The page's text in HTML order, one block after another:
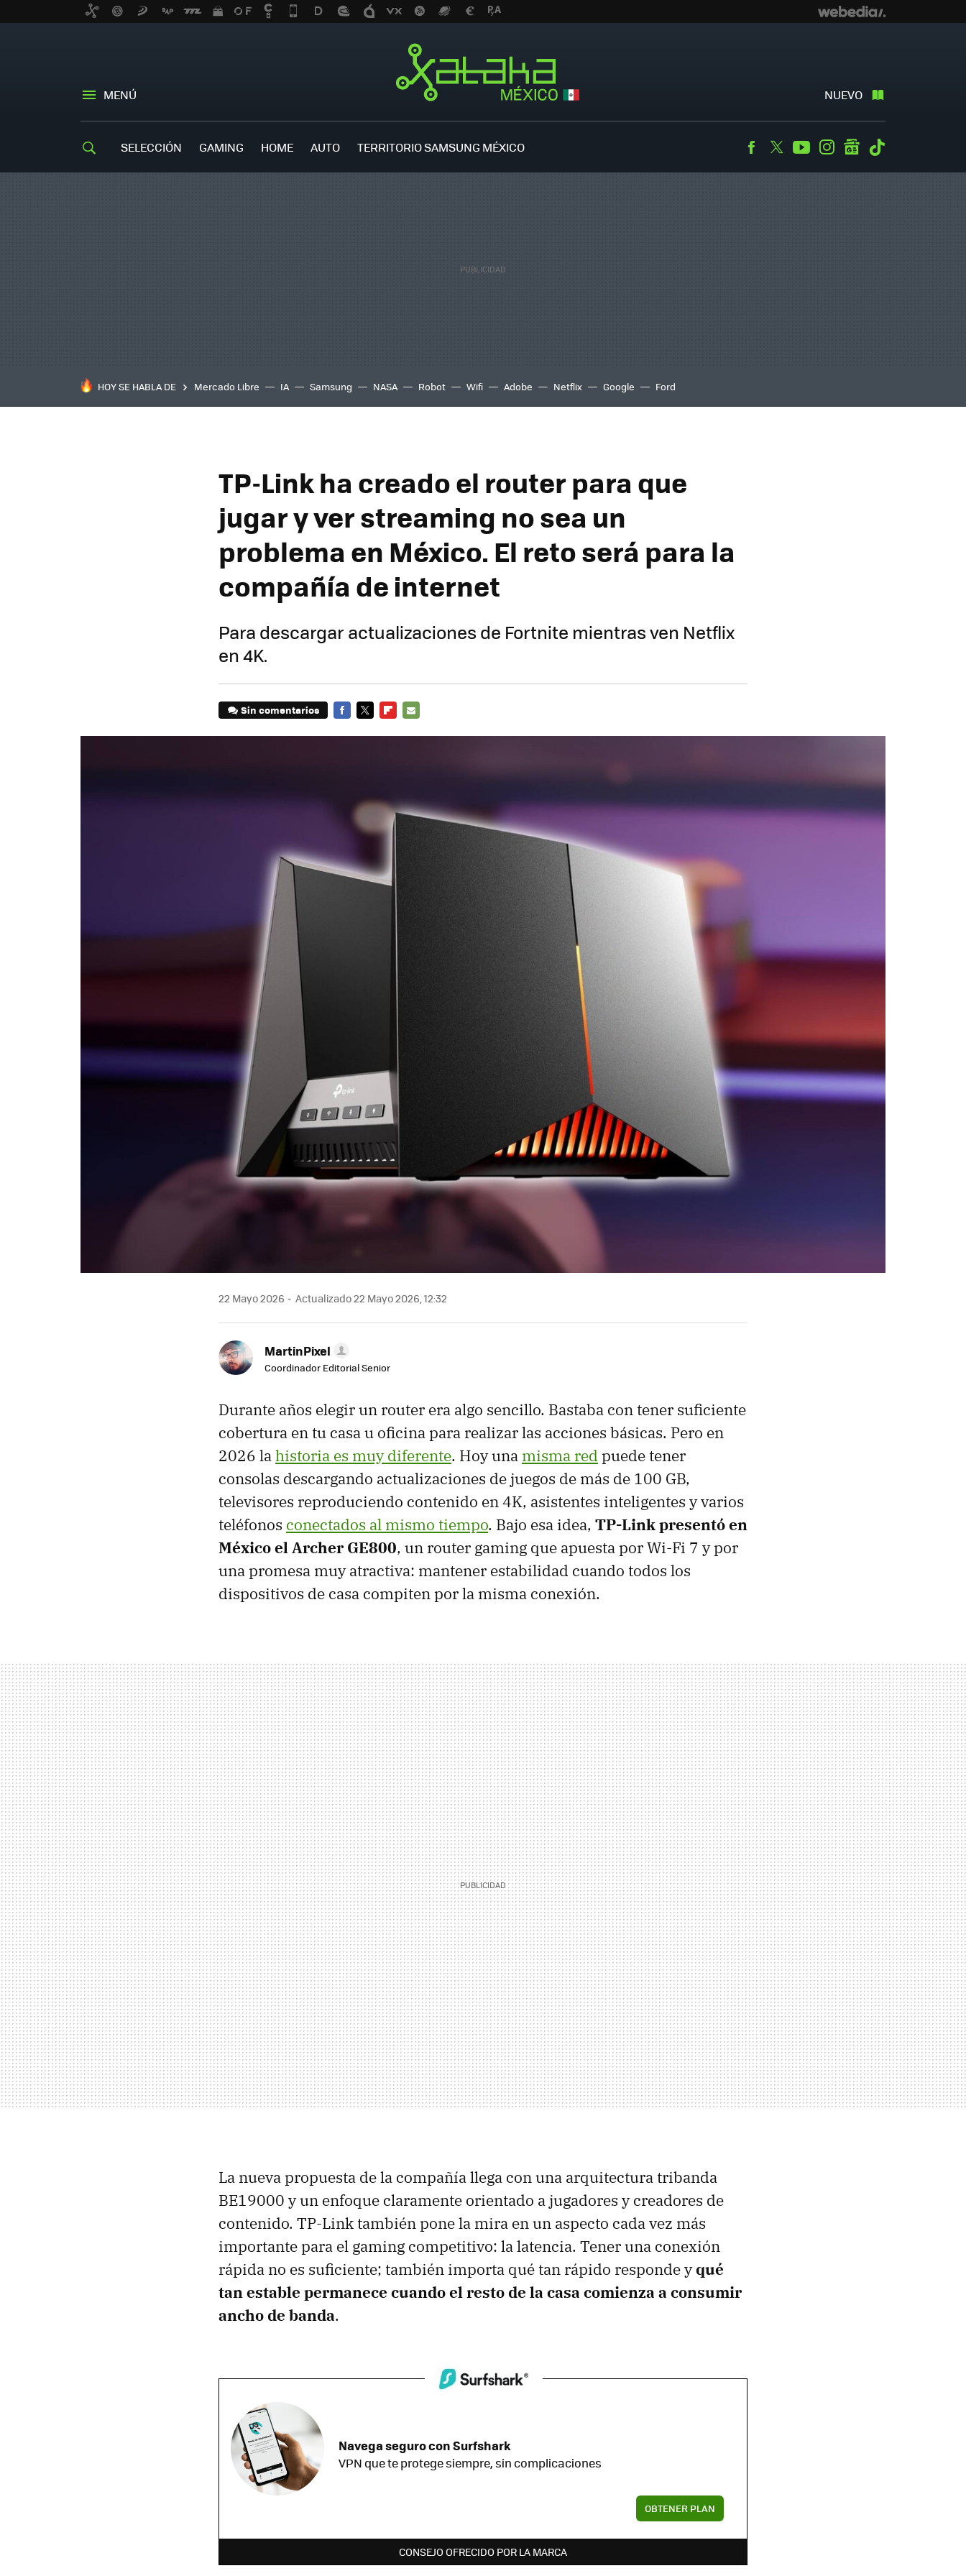
MENÚ NUEVO
SELECCIÓN GAMING HOME AUTO TERRITORIO SAMSUNG MÉXICO Facebook
TwitterYoutubeInstagramgooglenews
HOY SE HABLA DE Mercado Libre IA Samsung NASA Robot Wifi Adobe Netflix Google Ford
TP-Link ha creado el router para que
jugar y ver streaming no sea un
problema en México. El reto será para la
compañía de internet
Para descargar actualizaciones de Fortnite mientras ven Netflix
en 4K.
Sin comentarios
22 Mayo 2026 Actualizado 22 Mayo 2026, 12:32
MartinPixel
Coordinador Editorial Senior
Durante años elegir un router era algo sencillo. Bastaba con tener suficiente
cobertura en tu casa u oficina para realizar las acciones básicas. Pero en
2026 lahistoria es muy diferente. Hoy una misma red puede tener
consolas descargando actualizaciones de juegos de más de 100 GB,
televisores reproduciendo contenido en 4K, asistentes inteligentes y varios
teléfonos conectados al mismo tiempo. Bajo esa idea, TP-Link presentó en
México el Archer GE800, un router gaming que apuesta por Wi-Fi 7 y por
una promesa muy atractiva: mantener estabilidad cuando todos los
dispositivos de casa compiten por la misma conexión.
La nueva propuesta de la compañía llega con una arquitectura tribanda
BE19000 y un enfoque claramente orientado a jugadores y creadores de
contenido. TP-Link también pone la mira en un aspecto cada vez más
importante para el gaming competitivo: la latencia. Tener una conexión
rápida no es suficiente; también importa qué tan rápido responde yqué
tan estable permanece cuando el resto de la casa comienza a consumir
ancho de banda.
Navega seguro con Surfshark
VPN que te protege siempre, sin complicaciones
OBTENER PLAN
CONSEJO OFRECIDO POR LA MARCA